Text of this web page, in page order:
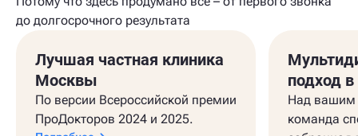
до долгосрочного результата
Лучшая частная клиника
Москвы
По версии Всероссийской премии
ПроДокторов 2024 и 2025.
подход
Над вашим
команда